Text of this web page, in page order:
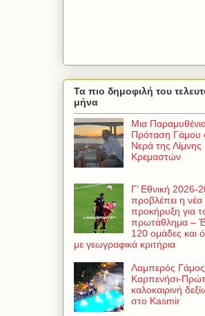
Τα πιο δημοφιλή του
μήνα
Μια
Πρόταση Γάμου
Νερά της Λίμνης
Κρεμαστών
Γ’ Εθνική 2026-
προβλέπει η νέα
προκήρυξη για
πρωτάθλημα –
120 ομάδες και
με γεωγραφικά κριτήρια
Λαμπερός
Καρπενήσι-
καλοκαιρινή
στο Kasmir